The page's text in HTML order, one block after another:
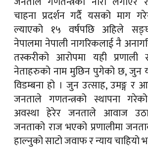
चाहना प्रदर्शन गर्दै यसको माग
ल्याएको १५ वर्षपछि अहिले
नेपालमा नेपाली नागरिकलाई नै
तस्करीको आरोपमा यही प्रणाली
नेताहरुको नाम मुछिन पुगेको छ, जुन
विडम्बना हो । जुन उत्साह, उमङ्ग र
जनताले गणतन्त्रको स्थापना
अवस्था हेरेर जनताले आवाज
जनताको राज भएको प्रणालीमा
हाल्नुको साटो जवाफ र न्याय चाहियो